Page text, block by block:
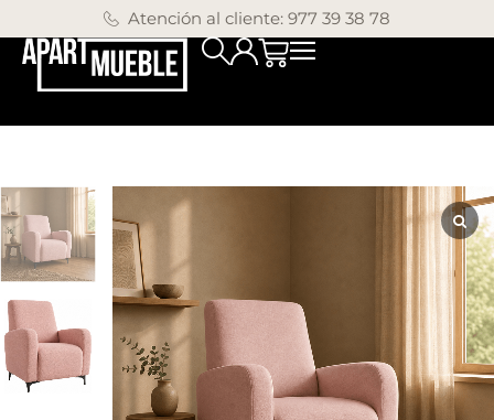
Atención al cliente: 977 39 38 78